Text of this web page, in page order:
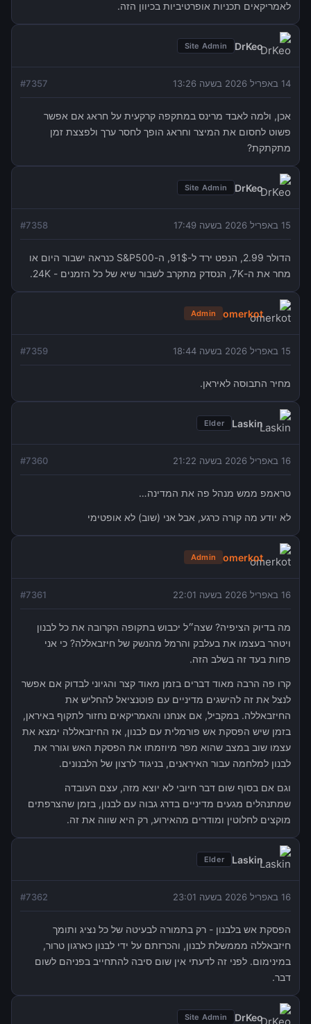
לאמריקאים תכניות אופרטיביות בכיוון הזה.
DrKeo
Site Admin
14 באפריל 2026 בשעה 13:26 #7357
אכן, ולמה לאבד מרינס במתקפה קרקעית על חראג אם אפשר
פשוט לחסום את המיצר וחראג הופך לחסר ערך ולפצצת זמן
מתקתקת?
DrKeo
Site Admin
15 באפריל 2026 בשעה 17:49 #7358
הדולר 2.99, הנפט ירד ל-91$, ה-S&P500 כנראה ישבור היום או
מחר את ה-7K, הנסדק מתקרב לשבור שיא של כל הזמנים - 24K.
omerkot
Admin
15 באפריל 2026 בשעה 18:44 #7359
מחיר התבוסה לאיראן.
Laskin
Elder
16 באפריל 2026 בשעה 21:22 #7360
טראמפ ממש מנהל פה את המדינה…
לא יודע מה קורה כרגע, אבל אני (שוב) לא אופטימי
omerkot
Admin
16 באפריל 2026 בשעה 22:01 #7361
מה בדיוק הציפיה? שצה״ל יכבוש בתקופה הקרובה את כל לבנון
ויטהר בעצמו את בעלבק והרמל מהנשק של חיזבאללה? כי אני
פחות בעד זה בשלב הזה.
קרו פה הרבה מאוד דברים בזמן מאוד קצר והגיוני לבדוק אם אפשר
לנצל את זה להישגים מדיניים עם פוטנציאל להחליש את
החיזבאללה. במקביל, אם אנחנו והאמריקאים נחזור לתקוף באיראן,
בזמן שיש הפסקת אש פורמלית עם לבנון, אז החיזבאללה ימצא את
עצמו שוב במצב שהוא מפר מיוזמתו את הפסקת האש וגורר את
לבנון למלחמה עבור האיראנים, בניגוד לרצון של הלבנונים.
וגם אם בסוף שום דבר חיובי לא יוצא מזה, עצם העובדה
שמתנהלים מגעים מדיניים בדרג גבוה עם לבנון, בזמן שהצרפתים
מוקצים לחלוטין ומודרים מהאירוע, רק היא שווה את זה.
Laskin
Elder
16 באפריל 2026 בשעה 23:01 #7362
הפסקת אש בלבנון - רק בתמורה לבעיטה של כל נציג ותומך
חיזבאללה מממשלת לבנון, והכרזתם על ידי לבנון כארגון טרור,
במינימום. לפני זה לדעתי אין שום סיבה להתחייב בפניהם לשום
דבר.
DrKeo
Site Admin